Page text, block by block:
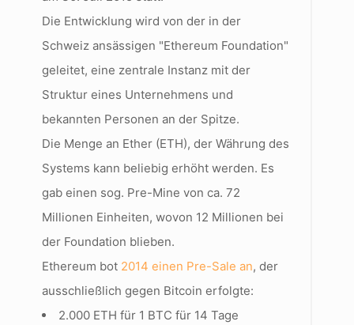
Die Entwicklung wird von der in der
Schweiz ansässigen "Ethereum Foundation"
geleitet, eine zentrale Instanz mit der
Struktur eines Unternehmens und
bekannten Personen an der Spitze.
Die Menge an Ether (ETH), der Währung des
Systems kann beliebig erhöht werden. Es
gab einen sog. Pre-Mine von ca. 72
Millionen Einheiten, wovon 12 Millionen bei
der Foundation blieben.
Ethereum bot 2014 einen Pre-Sale an, der
ausschließlich gegen Bitcoin erfolgte:
2.000 ETH für 1 BTC für 14 Tage